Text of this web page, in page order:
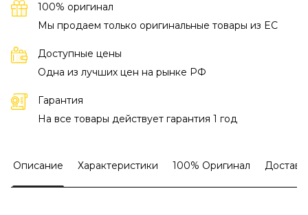
100% оригинал
Мы продаем только оригинальные товары из EC
Доступные цены
Одна из лучших цен на рынке РФ
Гарантия
На все товары действует гарантия 1 год
Описание Характеристики 100% Оригинал